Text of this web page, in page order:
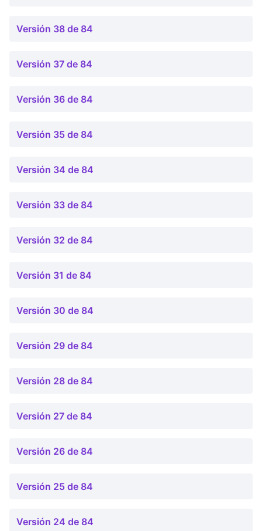
Versión 38 de 84
Versión 37 de 84
Versión 36 de 84
Versión 35 de 84
Versión 34 de 84
Versión 33 de 84
Versión 32 de 84
Versión 31 de 84
Versión 30 de 84
Versión 29 de 84
Versión 28 de 84
Versión 27 de 84
Versión 26 de 84
Versión 25 de 84
Versión 24 de 84